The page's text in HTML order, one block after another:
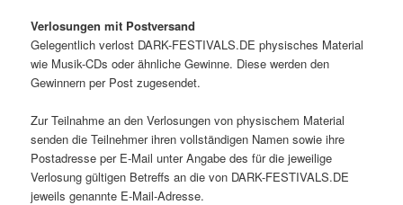
Verlosungen mit Postversand
Gelegentlich verlost DARK-FESTIVALS.DE physisches Material
wie Musik-CDs oder ähnliche Gewinne. Diese werden den
Gewinnern per Post zugesendet.
Zur Teilnahme an den Verlosungen von physischem Material
senden die Teilnehmer ihren vollständigen Namen sowie ihre
Postadresse per E-Mail unter Angabe des für die jeweilige
Verlosung gültigen Betreffs an die von DARK-FESTIVALS.DE
jeweils genannte E-Mail-Adresse.